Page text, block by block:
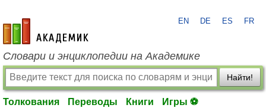
academic.ru
EN DE ES FR
Словари и энциклопедии на Академике
Найти!
Толкования Переводы Книги Игры ⚽